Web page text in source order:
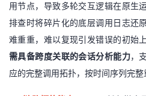
堂
我
的我
我
的
术
我
云
用节点，导致多轮交互逻辑在原生
排查时将碎片化的底层调用日志还
难重重，难以复现引发错误的初始
需具备跨度关联的会话分析能力，
应的完整调用拓扑，按时间序列完